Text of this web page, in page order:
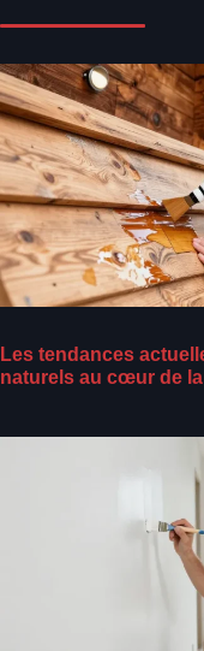
Les tendances
naturels au cœur de